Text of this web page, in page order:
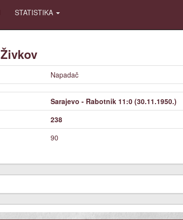
STATISTIKA
Živkov
Napadač
Sarajevo - Rabotnik 11:0 (30.11.1950.)
238
90